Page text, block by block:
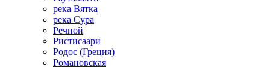
река Вятка
река Сура
Речной
Ристисаари
Родос (Греция)
Романовская